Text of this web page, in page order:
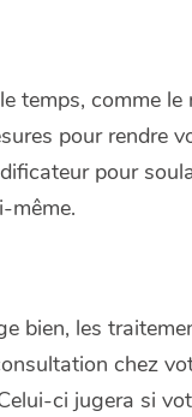
temps, comme
pour rendre
pour
même.
bien, les
chez
ci jugera si